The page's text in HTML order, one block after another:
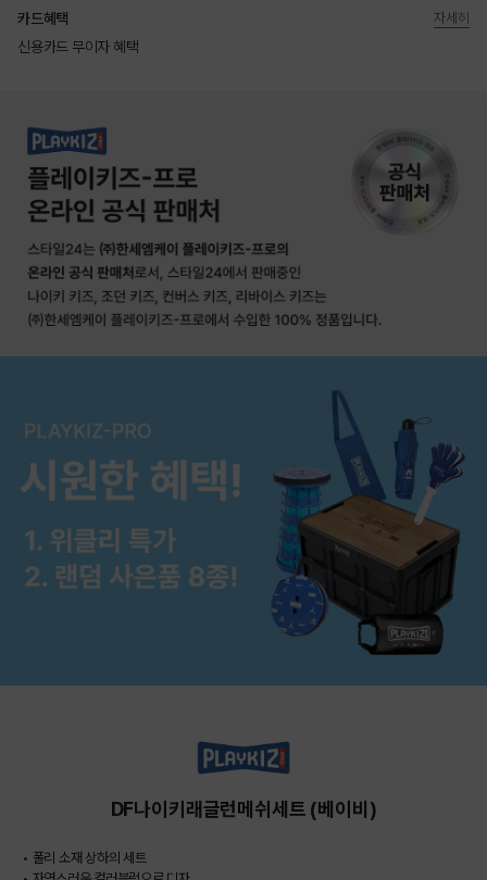
카드혜택
신용카드 무이자 혜택
자세히
DF나이키래글런메쉬세트 (베이비)
• 폴리 소재 상하의 세트